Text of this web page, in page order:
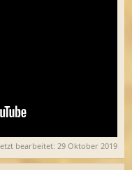
bearbeitet: 29 Oktober 2019